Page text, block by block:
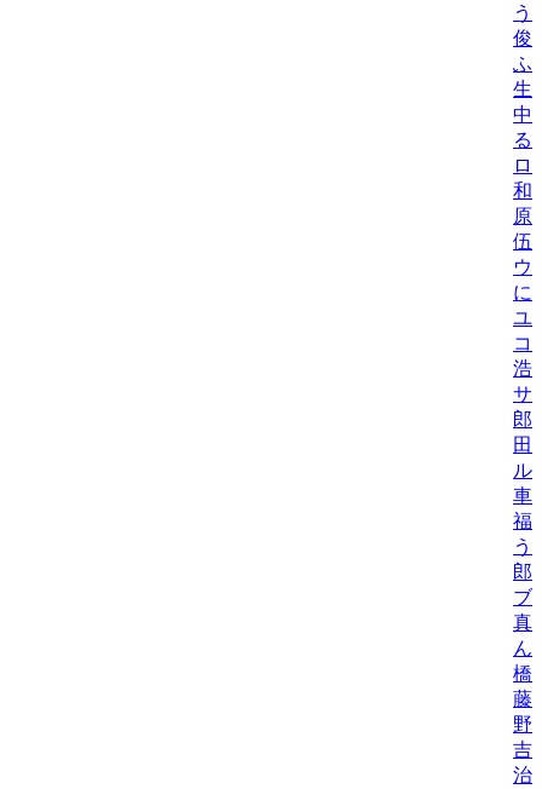
う
俊/
ふ
生
中
る
ロ
和
原
伍/
ウ
に
ユ
コ
浩
サ
郎
田
ル
車/
福
う
郎
ブ
真
ん
橋
藤
野
吉
治/